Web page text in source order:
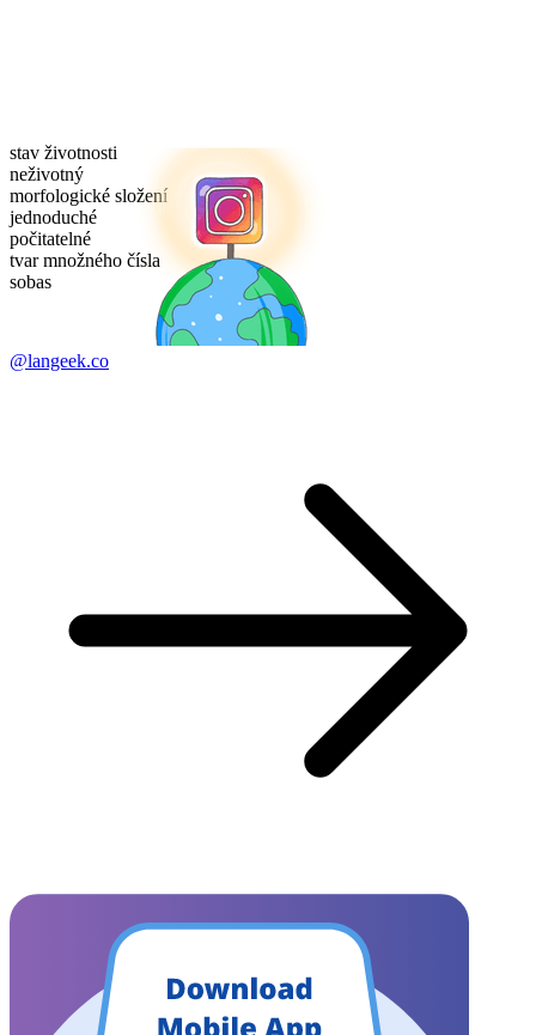
stav životnosti
neživotný
morfologické složení
jednoduché
počitatelné
tvar množného čísla
sobas
@langeek.co